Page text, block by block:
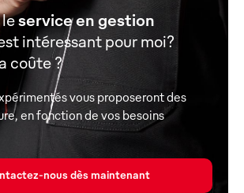
leservice en gestion
intéressant pour moi?
coûte ?
vous proposeront des
en fonction de vos besoins
nous dès maintenant